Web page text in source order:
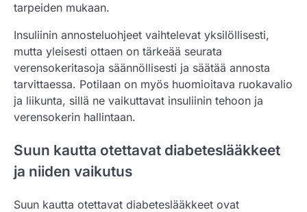
tarpeiden mukaan.
Insuliinin annosteluohjeet vaihtelevat yksilöllisesti,
mutta yleisesti ottaen on tärkeää seurata
verensokeritasoja säännöllisesti ja säätää annosta
tarvittaessa. Potilaan on myös huomioitava ruokavalio
ja liikunta, sillä ne vaikuttavat insuliinin tehoon ja
verensokerin hallintaan.
Suun kautta otettavat diabeteslääkkeet
ja niiden vaikutus
Suun kautta otettavat diabeteslääkkeet ovat